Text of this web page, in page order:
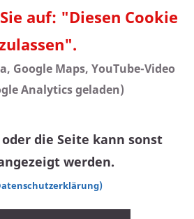
auf: "Diesen Cookie
Google Maps, YouTube-Video
Analytics geladen)
die Seite kann sonst
werden.